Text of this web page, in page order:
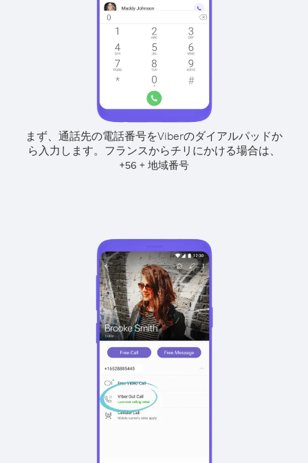
まず、通話先の電話番号をViberのダイアルパッドか
ら入力します。 フランスからチリにかける場合は、
+56 + 地域番号